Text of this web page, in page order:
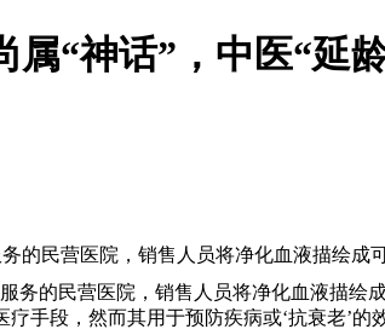
“神话”，中医“延
的民营医院，销售人员将净化血液描绘
务的民营医院，销售人员将净化血液描
手段，然而其用于预防疾病或‘抗衰老’